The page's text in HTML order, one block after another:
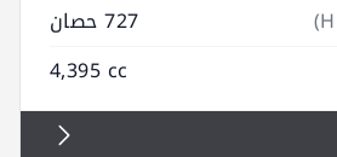
727 حصان
4,395 cc